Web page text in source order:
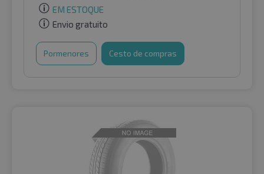
EM ESTOQUE
Envio gratuito
Pormenores Cesto de compras